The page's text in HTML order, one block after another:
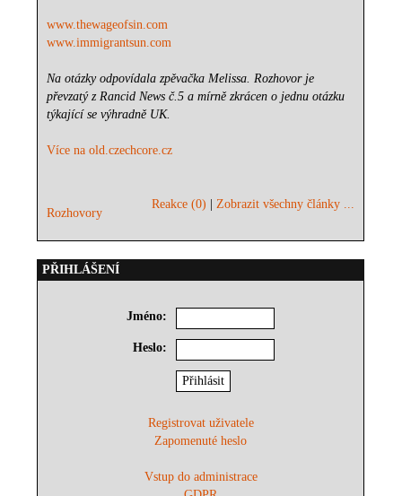
www.thewageofsin.com
www.immigrantsun.com
Na otázky odpovídala zpěvačka Melissa. Rozhovor je
převzatý z Rancid News č.5 a mírně zkrácen o jednu otázku
týkající se výhradně UK.
Více na old.czechcore.cz
Rozhovory
Reakce (0) |Zobrazit všechny články ...
PŘIHLÁŠENÍ
Jméno:
Heslo:
Registrovat uživatele
Zapomenuté heslo
Vstup do administrace